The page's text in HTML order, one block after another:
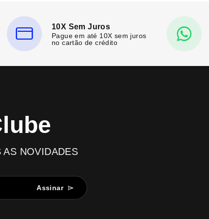
10X Sem Juros
Pague em até 10X sem juros
no cartão de crédito
NOVIDADES
Assinar